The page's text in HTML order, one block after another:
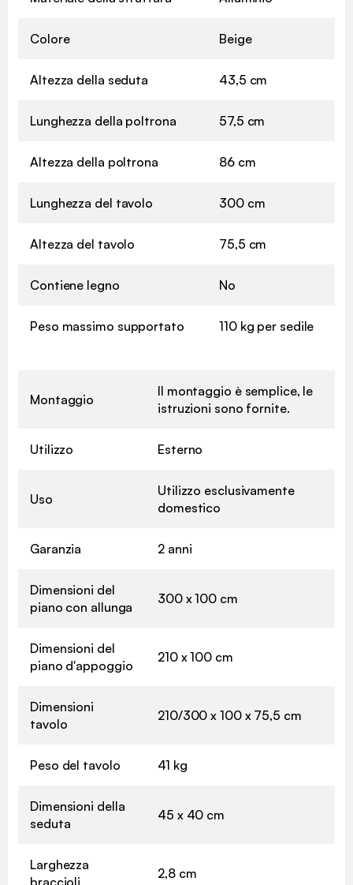
Colore Beige
Altezza della seduta 43,5 cm
Lunghezza della poltrona 57,5 cm
Altezza della poltrona 86 cm
Lunghezza del tavolo 300 cm
Altezza del tavolo 75,5 cm
Contiene legno No
Peso massimo supportato 110 kg per sedile
Montaggio
Il montaggio è semplice, le
istruzioni sono fornite.
Utilizzo Esterno
Uso
Utilizzo esclusivamente
domestico
Garanzia 2 anni
Dimensioni del
piano con allunga
300 x 100 cm
Dimensioni del
piano d'appoggio
210 x 100 cm
Dimensioni
tavolo
210/300 x 100 x 75,5 cm
Peso del tavolo 41 kg
Dimensioni della
seduta
45 x 40 cm
Larghezza
2,8 cm